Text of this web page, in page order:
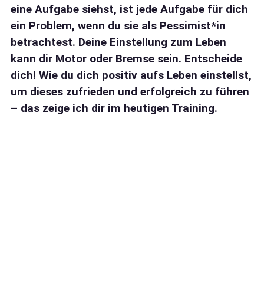
eine Aufgabe siehst, ist jede Aufgabe für dich
ein Problem, wenn du sie als Pessimist*in
betrachtest. Deine Einstellung zum Leben
kann dir Motor oder Bremse sein. Entscheide
dich! Wie du dich positiv aufs Leben einstellst,
um dieses zufrieden und erfolgreich zu führen
– das zeige ich dir im heutigen Training.